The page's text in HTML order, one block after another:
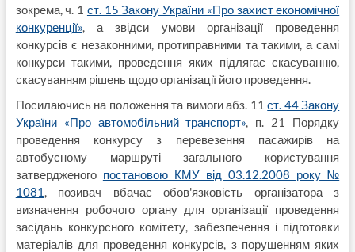
зокрема, ч. 1 ст. 15 Закону України «Про захист економічної
конкуренції», а звідси умови організації проведення
конкурсів є незаконними, протиправними та такими, а самі
конкурси такими, проведення яких підлягає скасуванню,
скасуванням рішень щодо організації його проведення.
Посилаючись на положення та вимоги абз. 11ст. 44 Закону
України «Про автомобільний транспорт» , п. 21 Порядку
проведення конкурсу з перевезення пасажирів на
автобусному маршруті загального користування
затвердженого постановою КМУ від 03.12.2008 року №
1081
, позивач вбачає обов'язковість організатора з
визначення робочого органу для організації проведення
засідань конкурсного комітету, забезпечення і підготовки
матеріалів для проведення конкурсів, з порушенням яких